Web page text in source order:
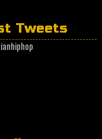
Tweets